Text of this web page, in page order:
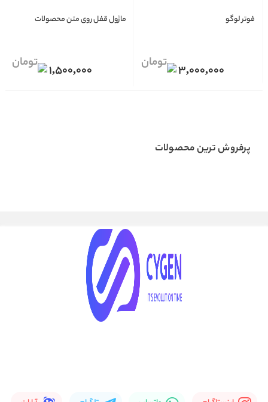
فوتر لوگو
3,000,000
ماژول قفل روی متن محصولات
1,500,000
پرفروش ترین محصولات